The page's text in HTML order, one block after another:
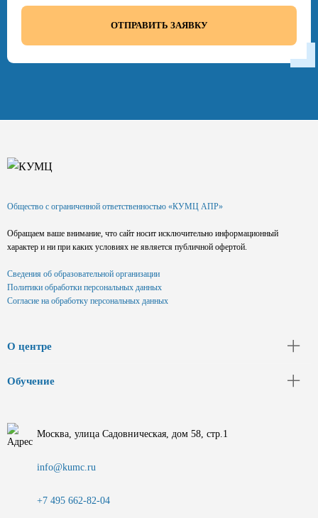
ОТПРАВИТЬ ЗАЯВКУ
Общество с ограниченной ответственностью «КУМЦ АПР»
Обращаем ваше внимание, что сайт носит исключительно информационный
характер и ни при каких условиях не является публичной офертой.
Сведения об образовательной организации
Политики обработки персональных данных
Согласие на обработку персональных данных
О центре
Обучение
Москва, улица Садовническая, дом 58, стр.1
info@kumc.ru
+7 495 662-82-04